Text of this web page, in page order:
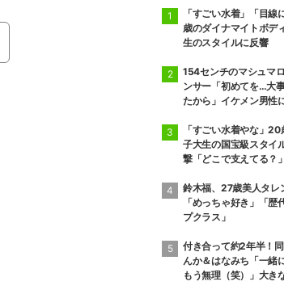
「すごい水着」「目線
歳のダイナマイトボデ
生のスタイルに反響
154センチのマシュマ
ンサー「初めてを…大
たから」イケメン男性
「すごい水着やな」
子大生の国宝級スタイ
撃「どこで支えてる？」
鈴木福、27歳美人タレ
「めっちゃ好き」「歴
プクラス」
付き合って約2年半！
んか＆はなみち「一緒
もう無理（笑）」大き